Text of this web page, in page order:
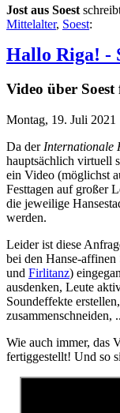
Jost aus Soest
Mittelalter, Soest:
Hallo Riga! -
Video über
Montag, 19. Juli 2021
Da der Internationale
hauptsächlich virtuell
ein Video (möglichst
Festtagen auf großer
die jeweilige
werden.
Leider ist diese
bei den Hanse-
und Firlitanz)
ausdenken, Leute
Soundeffekte
zusammenschneiden,
Wie auch immer, das
fertiggestellt! Und so